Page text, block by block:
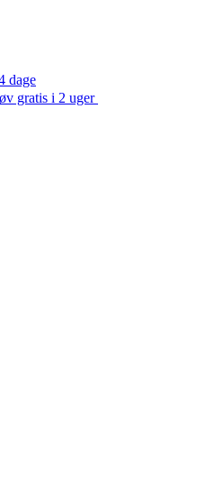
dage
gratis i 2 uger